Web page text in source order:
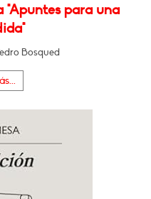
"Apuntes para una
Bosqued